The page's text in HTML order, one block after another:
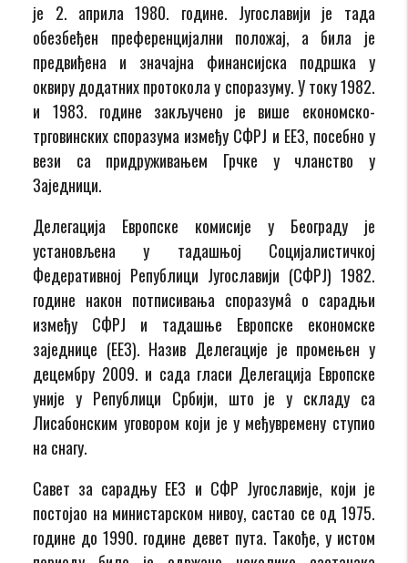
је 2. априла 1980. године. Југославији је тада
обезбеђен преференцијални положај, а била је
предвиђена и значајна финансијска подршка у
оквиру додатних протокола у споразуму. У току 1982.
и 1983. године закључено је више економско-
трговинских споразума између СФРЈ и ЕЕЗ, посебно у
вези са придруживањем Грчке у чланство у
Заједници.
Делегација Европске комисије у Београду је
установљена у тадашњој Социјалистичкој
Федеративној Републици Југославији (СФРЈ) 1982.
године након потписивања споразумâ о сарадњи
између СФРЈ и тадашње Европске економске
заједнице (ЕЕЗ). Назив Делегације је промењен у
децембру 2009. и сада гласи Делегација Европске
уније у Републици Србији, што је у складу са
Лисабонским уговором који је у међувремену ступио
на снагу.
Савет за сарадњу ЕЕЗ и СФР Југославије, који је
постојао на министарском нивоу, састао се од 1975.
године до 1990. године девет пута. Такође, у истом